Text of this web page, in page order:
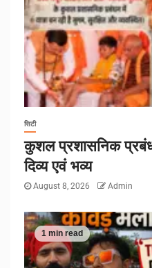
सिटी
कुशल प्रशासनिक
दिव्य एवं भव्य
August 8, 2026 Admin
1 min read